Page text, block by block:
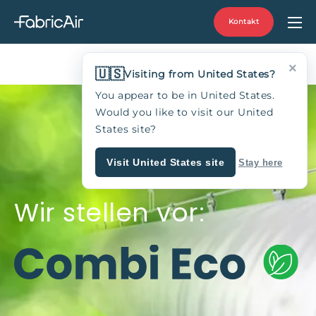
Kontakt
Wir stellen vor:
×
🇺🇸Visiting from United States?
You appear to be in United States.
Would you like to visit our United
States site?
Visit United States site Stay here